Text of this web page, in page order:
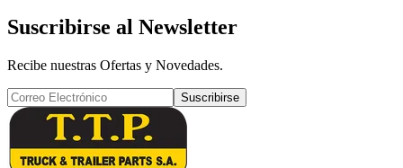
Suscribirse al Newsletter
Recibe nuestras Ofertas y Novedades.
Suscribirse